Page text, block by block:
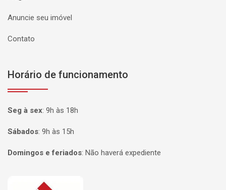
Anuncie seu imóvel
Contato
Horário de funcionamento
Seg à sex: 9h às 18h
Sábados: 9h às 15h
Domingos e feriados: Não haverá expediente
Página inicial